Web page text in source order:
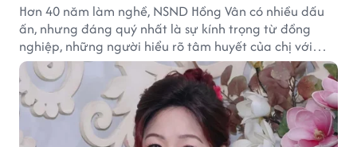
Hơn 40 năm làm nghề, NSND Hồng Vân có nhiều dấu
ấn, nhưng đáng quý nhất là sự kính trọng từ đồng
nghiệp, những người hiểu rõ tâm huyết của chị với
nghệ thuật.